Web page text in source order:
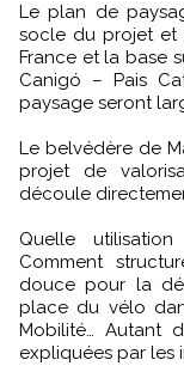
Le plan de
socle du projet et
France et la base
Canigó – Pais
paysage seront
Le belvédère de
projet de
découle
Quelle
Comment
douce pour la
place du vélo
Mobilité… Autant
expliquées par les